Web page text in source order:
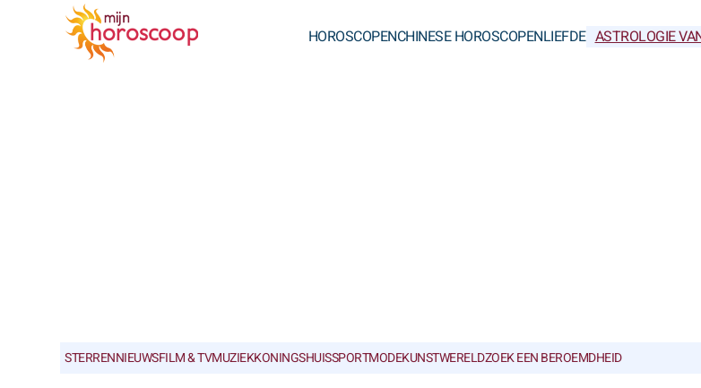
HOROSCOPENCHINESE HOROSCOPENLIEFDE ASTROLOGIE
STERRENNIEUWSFILM & TVMUZIEKKONINGSHUISSPORTMODEKUNSTWERELDZOEK EEN BEROEMDHEID